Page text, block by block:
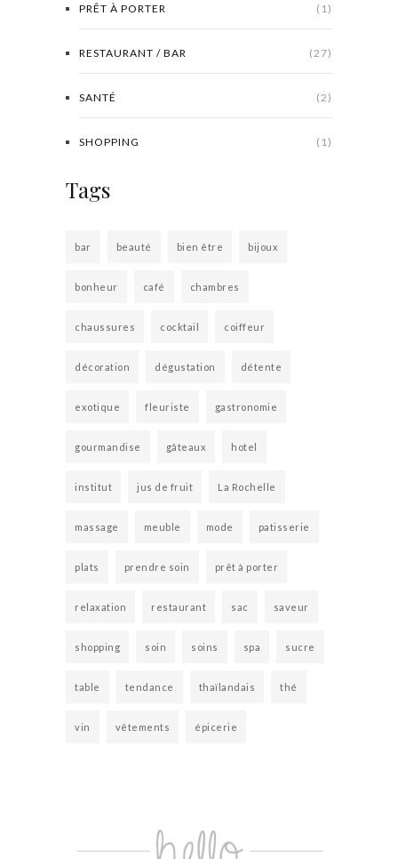
PRÊT À PORTER (1)
RESTAURANT / BAR (27)
SANTÉ (2)
SHOPPING (1)
Tags
bar beauté bien être bijoux
bonheur café chambres
chaussures cocktail coiffeur
décoration dégustation détente
exotique fleuriste gastronomie
gourmandise gâteaux hotel
institut jus de fruit La Rochelle
massage meuble mode patisserie
plats prendre soin prêt à porter
relaxation restaurant sac saveur
shopping soin soins spa sucre
table tendance thaïlandais thé
vin vêtements épicerie